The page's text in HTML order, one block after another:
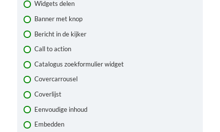
Een pagina bewerken via de ‘frontend’ (via de ‘Ausy Builder
knop’)
URL en URL-alias
Een pagina dupliceren
Een pagina taggen
Widgets delen
Banner met knop
Bericht in de kijker
Call to action
Catalogus zoekformulier widget
Covercarrousel
Coverlijst
Eenvoudige inhoud
Embedden